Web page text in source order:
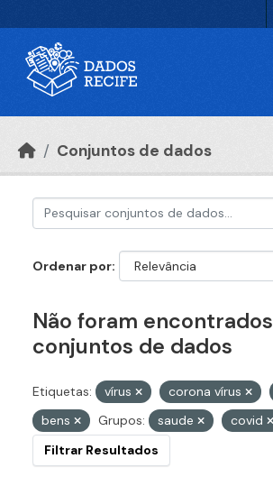
Conjuntos de dados
Ordenar por
Não foram encontrados
conjuntos de dados
Etiquetas: vírus corona vírus
bens
Grupos: saude
covid
Filtrar Resultados